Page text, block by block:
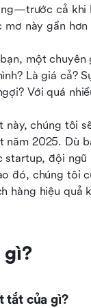
cả khi
mơ này gần
một
Là giá cả?
Với quá
này, chúng tôi
năm 2025. Dù
startup, đội
đó, chúng tôi
hàng hiệu quả
gì?
tắt của gì?